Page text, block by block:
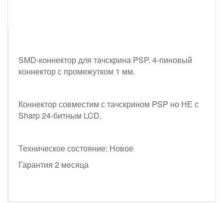
SMD-коннектор для тачскрина PSP. 4-пиновый
коннектор с промежутком 1 мм.
Коннектор совместим с тачскрином PSP но НЕ с
Sharp 24-битным LCD.
Техническое состояние: Новое
Гарантия 2 месяца